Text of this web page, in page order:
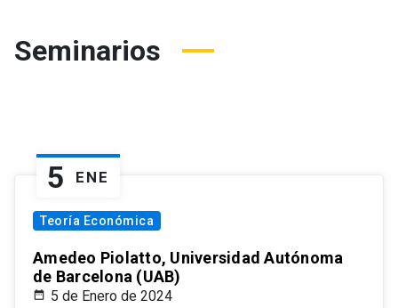
Seminarios
5 ENE
Teoría Económica
Amedeo Piolatto, Universidad Autónoma
de Barcelona (UAB)
5 de Enero de 2024